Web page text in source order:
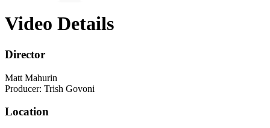
Video Details
Director
Matt Mahurin
Producer: Trish Govoni
Location